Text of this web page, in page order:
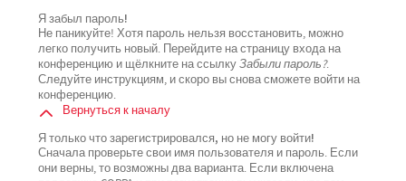
Я забыл пароль!
Не паникуйте! Хотя пароль нельзя восстановить, можно
легко получить новый. Перейдите на страницу входа на
конференцию и щёлкните на ссылкуЗабыли пароль?.
Следуйте инструкциям, и скоро вы снова сможете войти на
конференцию.
Вернуться к началу
Я только что зарегистрировался, но не могу войти!
Сначала проверьте свои имя пользователя и пароль. Если
они верны, то возможны два варианта. Если включена